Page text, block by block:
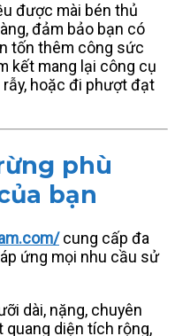
được mài bén thủ
đảm bảo bạn có
tốn thêm công sức
kết mang lại công cụ
hoặc đi phượt đạt
phù
bạn
cung cấp đa
ứng mọi nhu cầu sử
dài, nặng, chuyên
quang diện tích rộng,